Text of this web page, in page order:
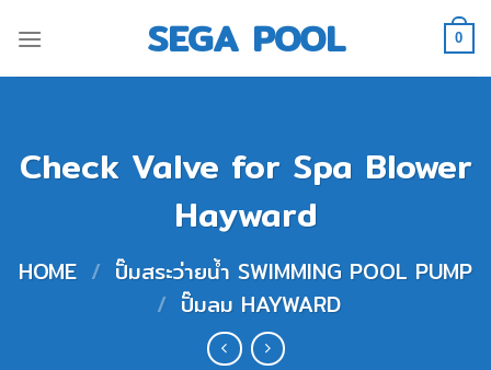
to
SEGA POOL 0
Check Valve for Spa Blower
Hayward
HOME / ปั๊มสระว่ายน้ำ SWIMMING POOL PUMP
/ ปั๊มลม HAYWARD